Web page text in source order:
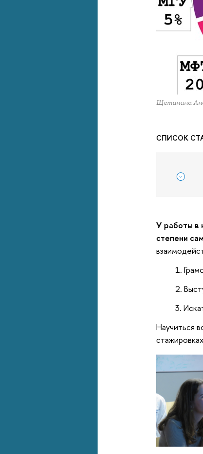
Щетинина
СПИСОК
У работы в
степени
Научиться